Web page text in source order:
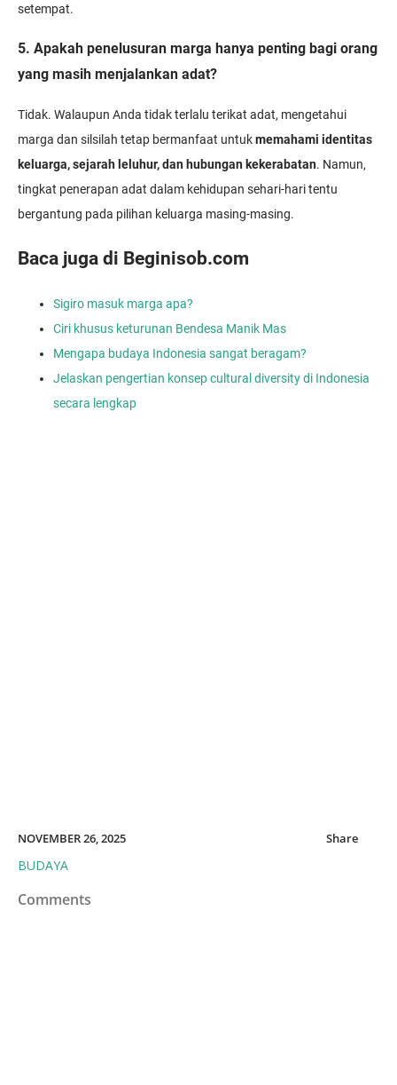
setempat.
5. Apakah penelusuran marga hanya penting bagi orang
yang masih menjalankan adat?
Tidak. Walaupun Anda tidak terlalu terikat adat, mengetahui
marga dan silsilah tetap bermanfaat untukmemahami identitas
keluarga, sejarah leluhur, dan hubungan kekerabatan. Namun,
tingkat penerapan adat dalam kehidupan sehari-hari tentu
bergantung pada pilihan keluarga masing-masing.
Baca juga di Beginisob.com
Sigiro masuk marga apa?
Ciri khusus keturunan Bendesa Manik Mas
Mengapa budaya Indonesia sangat beragam?
Jelaskan pengertian konsep cultural diversity di Indonesia
secara lengkap
NOVEMBER 26, 2025
BUDAYA
Share
Comments